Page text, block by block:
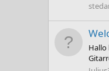
Hallo